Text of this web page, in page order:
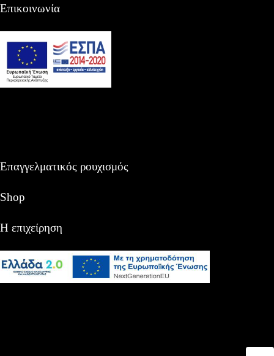
Επικοινωνία
Επαγγελματικός ρουχισμός
Shop
Η επιχείρηση